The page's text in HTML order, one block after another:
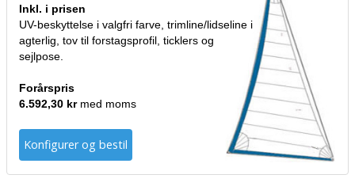
Inkl. i prisen
UV-beskyttelse i valgfri farve, trimline/lidseline i
agterlig, tov til forstagsprofil, ticklers og
sejlpose.
Forårspris
6.592,30 krmed moms
Konfigurer og bestil